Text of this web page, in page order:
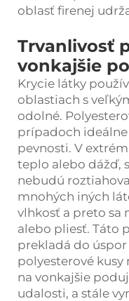
oblasť firenej
Trvanlivosť
vonkajšie
Krycie látky
oblastiach s
odolné.
prípadoch ideálne
pevnosti. V
teplo alebo dážď,
nebudú
mnohých iných
vlhkosť a preto sa
alebo pliesť. Táto
prekladá do
polyesterové
na vonkajšie
udalosti, a stále